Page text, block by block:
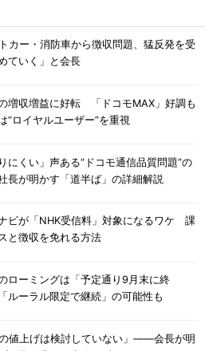
カー・消防車から徴収問題、猛反発を受
ていく」と会長
増収増益に好転 「ドコモMAX」好調も
“ロイヤルユーザー”を重視
にくい」声ある“ドコモ通信品質問題”の
が明かす「道半ば」の詳細解説
ビが「NHK受信料」対象になるワケ 課
と徴収を免れる方法
ローミングは「予定通り9月末に終
ーラル限定で継続」の可能性も
の値上げは検討していない」――会長が明